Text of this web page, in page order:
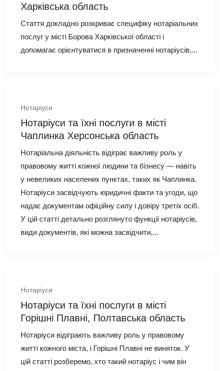
Харківська область
Стаття докладно розкриває специфіку нотаріальних
послуг у місті Борова Харківської області і
допомагає орієнтуватися в призначенні нотаріусів,...
Нотаріуси
Нотаріуси та їхні послуги в місті
Чаплинка Херсонська область
Нотаріальна діяльність відіграє важливу роль у
правовому житті кожної людини та бізнесу — навіть
у невеликих населених пунктах, таких як Чаплинка.
Нотаріуси засвідчують юридичні факти та угоди, що
надає документам офіційну силу і довіру третіх осіб.
У цій статті детально розглянуто функції нотаріусів,
види документів, які можна засвідчити,...
Нотаріуси
Нотаріуси та їхні послуги в місті
Горішні Плавні, Полтавська область
Нотаріуси відіграють важливу роль у правовому
житті кожного міста, і Горішні Плавні не виняток. У
цій статті розберемо, хто такий нотаріус і чим він